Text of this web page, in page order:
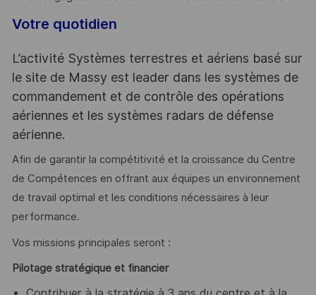
Votre quotidien
L’activité Systèmes terrestres et aériens basé sur
le site de Massy est leader dans les systèmes de
commandement et de contrôle des opérations
aériennes et les systèmes radars de défense
aérienne.
Afin de garantir la compétitivité et la croissance du Centre
de Compétences en offrant aux équipes un environnement
de travail optimal et les conditions nécessaires à leur
performance.
Vos missions principales seront :
Pilotage stratégique et financier